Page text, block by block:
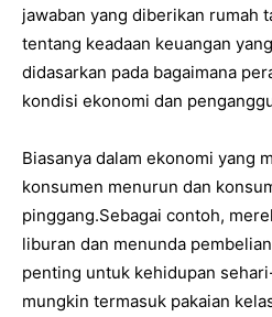
jawaban yang diberikan rumah
tentang keadaan keuangan
didasarkan pada bagaimana
kondisi ekonomi dan
Biasanya dalam ekonomi yang
konsumen menurun dan
pinggang.Sebagai contoh,
liburan dan menunda
penting untuk kehidupan
mungkin termasuk pakaian